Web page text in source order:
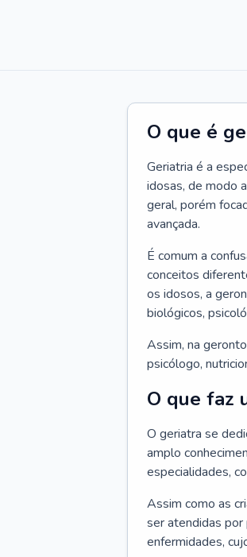
O que é
Geriatria é a
idosas, de modo
geral, porém
avançada.
É comum a
conceitos
os idosos, a
biológicos,
Assim, na
psicólogo,
O que faz
O geriatra se
amplo
especialidades,
Assim como as
ser atendidas
enfermidades,